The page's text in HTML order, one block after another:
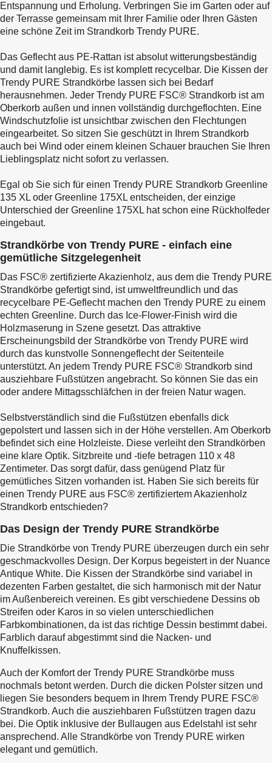
Entspannung und Erholung. Verbringen Sie im Garten oder auf
der Terrasse gemeinsam mit Ihrer Familie oder Ihren Gästen
eine schöne Zeit im Strandkorb Trendy PURE.
Das Geflecht aus PE-Rattan ist absolut witterungsbeständig
und damit langlebig. Es ist komplett recycelbar. Die Kissen der
Trendy PURE Strandkörbe lassen sich bei Bedarf
herausnehmen. Jeder Trendy PURE FSC® Strandkorb ist am
Oberkorb außen und innen vollständig durchgeflochten. Eine
Windschutzfolie ist unsichtbar zwischen den Flechtungen
eingearbeitet. So sitzen Sie geschützt in Ihrem Strandkorb
auch bei Wind oder einem kleinen Schauer brauchen Sie Ihren
Lieblingsplatz nicht sofort zu verlassen.
Egal ob Sie sich für einen Trendy PURE Strandkorb Greenline
135 XL oder Greenline 175XL entscheiden, der einzige
Unterschied der Greenline 175XL hat schon eine Rückholfeder
eingebaut.
Strandkörbe von Trendy PURE - einfach eine
gemütliche Sitzgelegenheit
Das FSC® zertifizierte Akazienholz, aus dem die Trendy PURE
Strandkörbe gefertigt sind, ist umweltfreundlich und das
recycelbare PE-Geflecht machen den Trendy PURE zu einem
echten Greenline. Durch das Ice-Flower-Finish wird die
Holzmaserung in Szene gesetzt. Das attraktive
Erscheinungsbild der Strandkörbe von Trendy PURE wird
durch das kunstvolle Sonnengeflecht der Seitenteile
unterstützt. An jedem Trendy PURE FSC® Strandkorb sind
ausziehbare Fußstützen angebracht. So können Sie das ein
oder andere Mittagsschläfchen in der freien Natur wagen.
Selbstverständlich sind die Fußstützen ebenfalls dick
gepolstert und lassen sich in der Höhe verstellen. Am Oberkorb
befindet sich eine Holzleiste. Diese verleiht den Strandkörben
eine klare Optik. Sitzbreite und -tiefe betragen 110 x 48
Zentimeter. Das sorgt dafür, dass genügend Platz für
gemütliches Sitzen vorhanden ist. Haben Sie sich bereits für
einen Trendy PURE aus FSC® zertifiziertem Akazienholz
Strandkorb entschieden?
Das Design der Trendy PURE Strandkörbe
Die Strandkörbe von Trendy PURE überzeugen durch ein sehr
geschmackvolles Design. Der Korpus begeistert in der Nuance
Antique White. Die Kissen der Strandkörbe sind variabel in
dezenten Farben gestaltet, die sich harmonisch mit der Natur
im Außenbereich vereinen. Es gibt verschiedene Dessins ob
Streifen oder Karos in so vielen unterschiedlichen
Farbkombinationen, da ist das richtige Dessin bestimmt dabei.
Farblich darauf abgestimmt sind die Nacken- und
Knuffelkissen.
Auch der Komfort der Trendy PURE Strandkörbe muss
nochmals betont werden. Durch die dicken Polster sitzen und
liegen Sie besonders bequem in Ihrem Trendy PURE FSC®
Strandkorb. Auch die ausziehbaren Fußstützen tragen dazu
bei. Die Optik inklusive der Bullaugen aus Edelstahl ist sehr
ansprechend. Alle Strandkörbe von Trendy PURE wirken
elegant und gemütlich.